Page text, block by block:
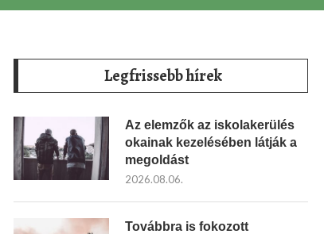
Legfrissebb hírek
Az elemzők az iskolakerülés
okainak kezelésében látják a
megoldást
2026.08.06.
Továbbra is fokozott